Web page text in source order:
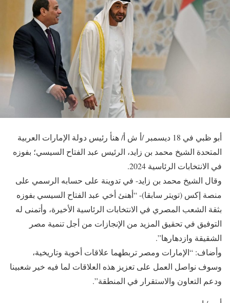
أبو ظبي في 18 ديسمبر /أ ش أ/ هنأ رئيس دولة الإمارات العربية
المتحدة الشيخ محمد بن زايد، الرئيس عبد الفتاح السيسي؛ بفوزه
في الانتخابات الرئاسية 2024.
وقال الشيخ محمد بن زايد- في تدوينة على حسابه الرسمي على
منصة إكس (تويتر سابقا)- “أهنئ أخي عبد الفتاح السيسي بفوزه
بثقة الشعب المصري في الانتخابات الرئاسية الأخيرة، وأتمنى له
التوفيق في تحقيق المزيد من الإنجازات من أجل تنمية مصر
الشقيقة وازدهارها”.
وأضاف: “الإمارات ومصر تربطهما علاقات أخوية وتاريخية،
وسوف نواصل العمل على تعزيز هذه العلاقات لما فيه خير شعبينا
ودعم التعاون والاستقرار في المنطقة”.